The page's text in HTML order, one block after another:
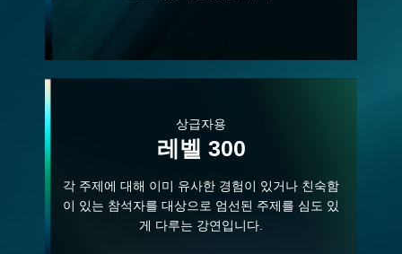
상급자용
레벨 300
각 주제에 대해 이미 유사한 경험이 있거나 친숙함
이 있는 참석자를 대상으로 엄선된 주제를 심도 있
게 다루는 강연입니다.